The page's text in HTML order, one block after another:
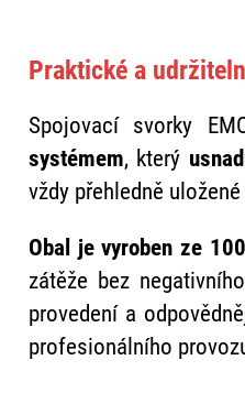
Praktické a
Spojovací svorky
systémem, který
vždy přehledně
Obal je vyroben ze
zátěže bez
provedení a
profesionálního